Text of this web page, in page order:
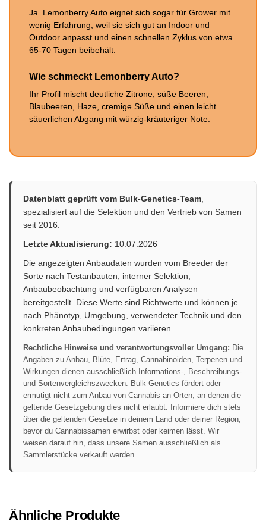
Ja. Lemonberry Auto eignet sich sogar für Grower mit
wenig Erfahrung, weil sie sich gut an Indoor und
Outdoor anpasst und einen schnellen Zyklus von etwa
65-70 Tagen beibehält.
Wie schmeckt Lemonberry Auto?
Ihr Profil mischt deutliche Zitrone, süße Beeren,
Blaubeeren, Haze, cremige Süße und einen leicht
säuerlichen Abgang mit würzig-kräuteriger Note.
Datenblatt geprüft vom Bulk-Genetics-Team
spezialisiert auf die Selektion und den Vertrieb von Samen
seit 2016.
Letzte Aktualisierung: 10.07.2026
Die angezeigten Anbaudaten wurden vom Breeder der
Sorte nach Testanbauten, interner Selektion,
Anbaubeobachtung und verfügbaren Analysen
bereitgestellt. Diese Werte sind Richtwerte und können je
nach Phänotyp, Umgebung, verwendeter Technik und den
konkreten Anbaubedingungen variieren.
Rechtliche Hinweise und verantwortungsvoller Umgang: Die
Angaben zu Anbau, Blüte, Ertrag, Cannabinoiden, Terpenen und
Wirkungen dienen ausschließlich Informations-, Beschreibungs-
und Sortenvergleichszwecken. Bulk Genetics fördert oder
ermutigt nicht zum Anbau von Cannabis an Orten, an denen die
geltende Gesetzgebung dies nicht erlaubt. Informiere dich stets
über die geltenden Gesetze in deinem Land oder deiner Region,
bevor du Cannabissamen erwirbst oder keimen lässt. Wir
weisen darauf hin, dass unsere Samen ausschließlich als
Sammlerstücke verkauft werden.
Ähnliche Produkte